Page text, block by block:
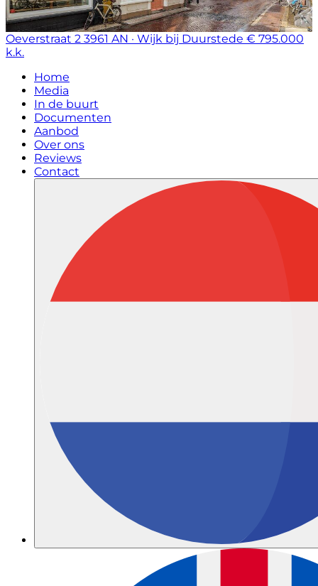
Oeverstraat 2 3961 AN · Wijk bij Duurstede € 795.000
k.k.
Home
Media
In de buurt
Documenten
Aanbod
Over ons
Reviews
Contact